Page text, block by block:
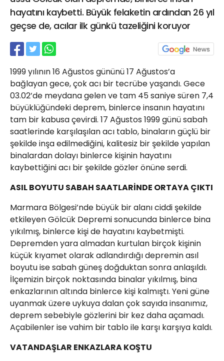
hayatını kaybetti. Büyük felaketin ardından 26 yıl
geçse de, acılar ilk günkü tazeliğini koruyor
1999 yılının 16 Ağustos gününü 17 Ağustos’a
bağlayan gece, çok acı bir tecrübe yaşandı. Gece
03.02’de meydana gelen ve tam 45 saniye süren 7,4
büyüklüğündeki deprem, binlerce insanın hayatını
tam bir kabusa çevirdi. 17 Ağustos 1999 günü sabah
saatlerinde karşılaşılan acı tablo, binaların güçlü bir
şekilde inşa edilmediğini, kalitesiz bir şekilde yapılan
binalardan dolayı binlerce kişinin hayatını
kaybettiğini acı bir şekilde gözler önüne serdi.
ASIL BOYUTU SABAH SAATLARİNDE ORTAYA ÇIKTI
Marmara Bölgesi’nde büyük bir alanı ciddi şekilde
etkileyen Gölcük Depremi sonucunda binlerce bina
yıkılmış, binlerce kişi de hayatını kaybetmişti.
Depremden yara almadan kurtulan birçok kişinin
küçük kıyamet olarak adlandırdığı depremin asıl
boyutu ise sabah güneş doğduktan sonra anlaşıldı.
İlçemizin birçok noktasında binalar yıkılmış, bina
enkazlarının altında binlerce kişi kalmıştı. Yeni güne
uyanmak üzere uykuya dalan çok sayıda insanımız,
deprem sebebiyle gözlerini bir kez daha açamadı.
Açabilenler ise vahim bir tablo ile karşı karşıya kaldı.
VATANDAŞLAR ENKAZLARA KOŞTU
21 Gölcük
02624132333
haber@golcukpostasi.com